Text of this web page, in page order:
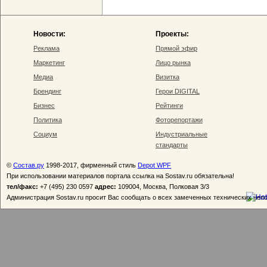
Новости:
Реклама
Маркетинг
Медиа
Брендинг
Бизнес
Политика
Социум
Проекты:
Прямой эфир
Лицо рынка
Визитка
Герои DIGITAL
Рейтинги
Фоторепортажи
Индустриальные
стандарты
© Состав.ру 1998-2017, фирменный стиль Depot WPF
При использовании материалов портала ссылка на Sostav.ru обязательна!
тел/факс: +7 (495) 230 0597 адрес: 109004, Москва, Полковая 3/3
Администрация Sostav.ru просит Вас сообщать о всех замеченных технических